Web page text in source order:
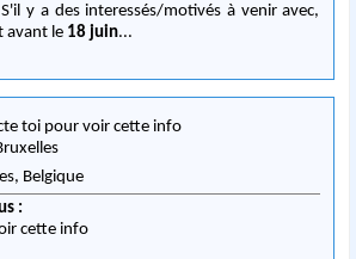
avant le 18 juin...
toi pour voir cette info
Belgique
:
cette info